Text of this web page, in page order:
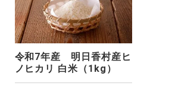
令和7年産 明日香村産ヒ
ノヒカリ 白米（1kg）